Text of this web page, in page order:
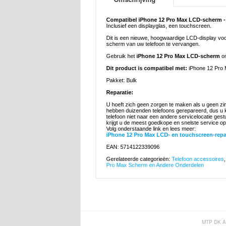
Compatibel iPhone 12 Pro Max LCD-
Inclusief een displayglas, een touchscreen.
Dit is een nieuwe, hoogwaardige LCD-display
scherm van uw telefoon te vervangen.
Gebruik het iPhone 12 Pro Max LCD-scherm
Dit product is compatibel met: iPhone 12 Pro
Pakket: Bulk
Reparatie:
U hoeft zich geen zorgen te maken als u geen
hebben duizenden telefoons gerepareerd, dus
telefoon niet naar een andere servicelocatie
krijgt u de meest goedkope en snelste service
Volg onderstaande link en lees meer:
iPhone 12 Pro Max LCD- en touchscreen-
EAN: 5714122339096
Gerelateerde categorieën: Telefoon accessoires
Pro Max Scherm en Andere Onderdelen
MTP DK